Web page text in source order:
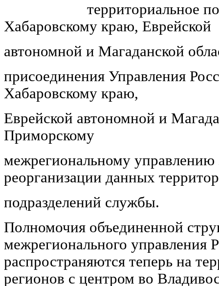
территориальное
Хабаровскому краю, Еврейской
автономной и Магаданской
присоединения Управления
Хабаровскому краю,
Еврейской автономной и
Приморскому
межрегиональному управлению
реорганизации данных
подразделений службы.
Полномочия объединенной
межрегионального управления
распространяются теперь на
регионов с центром во